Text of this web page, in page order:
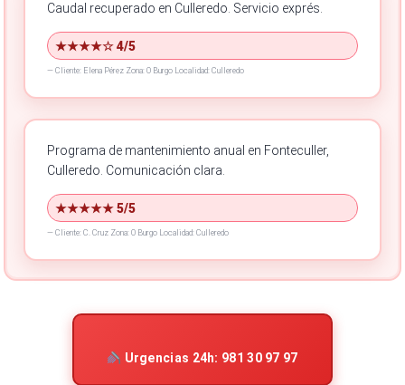
★★★★☆ 4/5
Caudal recuperado en Culleredo. Servicio exprés.
— Cliente: Elena Pérez Zona: O Burgo Localidad: Culleredo
★★★★★ 5/5
Programa de mantenimiento anual en Fonteculler,
Culleredo. Comunicación clara.
— Cliente: C. Cruz Zona: O Burgo Localidad: Culleredo
Urgencias 24h: 981 30 97 97